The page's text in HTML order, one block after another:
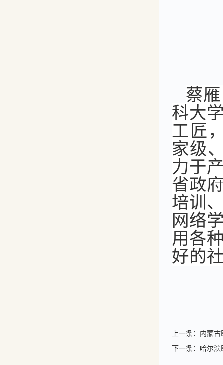
蔡
科大
工匠
家级
力于
省政
培训
网络
用各
好的
上一条： 内蒙古
下一条： 哈尔滨